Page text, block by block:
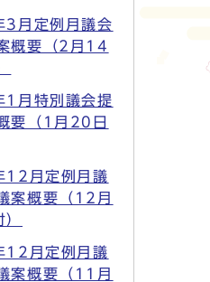
3月定例月議会
概要（2月14
1月特別議会提
要（1月20日
12月定例月議
案概要（12月
12月定例月議
案概要（11月